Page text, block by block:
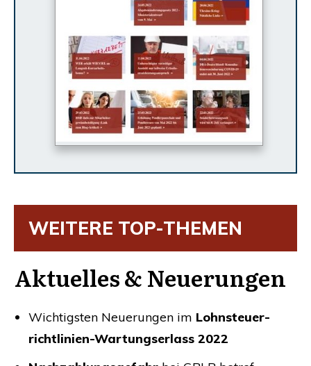
WEI­TE­RE TOP-THEMEN
Aktu­el­les&Neuerungen
Wich­tigs­ten Neue­run­gen im Lohn­steu­er­
richt­li­ni­en-War­tungs­er­lass 2022